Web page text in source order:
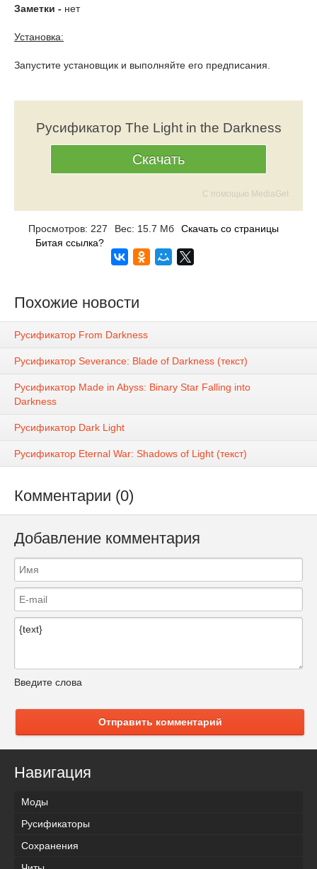
Заметки - нет
Установка:
Запустите установщик и выполняйте его предписания.
Русификатор The Light in the Darkness
Скачать
С помощью MediaGet
Просмотров: 227 Вес: 15.7 Мб
Скачать со страницы
Битая ссылка?
Похожие новости
Русификатор From Darkness
Русификатор Severance: Blade of Darkness (текст)
Русификатор Made in Abyss: Binary Star Falling into
Darkness
Русификатор Dark Light
Русификатор Eternal War: Shadows of Light (текст)
Комментарии (0)
Добавление комментария
Введите слова
Отправить комментарий
Навигация
Моды
Русификаторы
Сохранения